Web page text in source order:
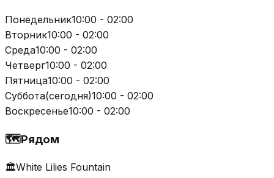
Понедельник10:00 - 02:00
Вторник10:00 - 02:00
Среда10:00 - 02:00
Четверг10:00 - 02:00
Пятница10:00 - 02:00
Суббота(сегодня)10:00 - 02:00
Воскресенье10:00 - 02:00
🗺️Рядом
🏛️White Lilies Fountain